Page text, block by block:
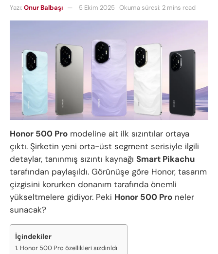
Yazı: Onur Balbaşı 5 Ekim 2025 Okuma süresi: 2 mins read
Honor 500 Pro modeline ait ilk sızıntılar ortaya
çıktı. Şirketin yeni orta-üst segment serisiyle ilgili
detaylar, tanınmış sızıntı kaynağı Smart Pikachu
tarafından paylaşıldı. Görünüşe göre Honor, tasarım
çizgisini korurken donanım tarafında önemli
yükseltmelere gidiyor. Peki Honor 500 Pro neler
sunacak?
İçindekiler
Honor 500 Pro özellikleri sızdırıldı